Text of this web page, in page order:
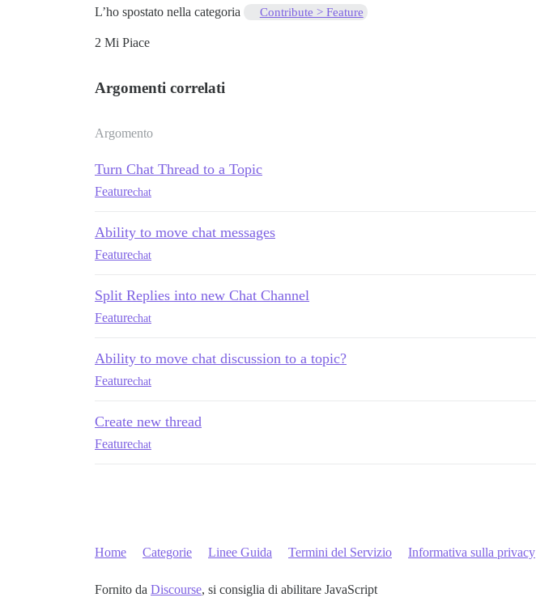
L’ho spostato nella categoria Contribute > Feature
2 Mi Piace
Argomenti correlati
Argomento
Turn Chat Thread to a Topic
Featurechat
Ability to move chat messages
Featurechat
Split Replies into new Chat Channel
Featurechat
Ability to move chat discussion to a topic?
Featurechat
Create new thread
Featurechat
Home Categorie Linee Guida Termini del Servizio Informativa sulla privacy
Fornito da Discourse, si consiglia di abilitare JavaScript